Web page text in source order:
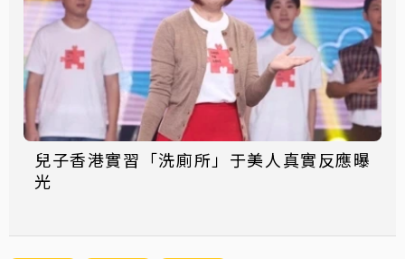
兒子香港實習「洗廁所」于美人真實反應曝
光